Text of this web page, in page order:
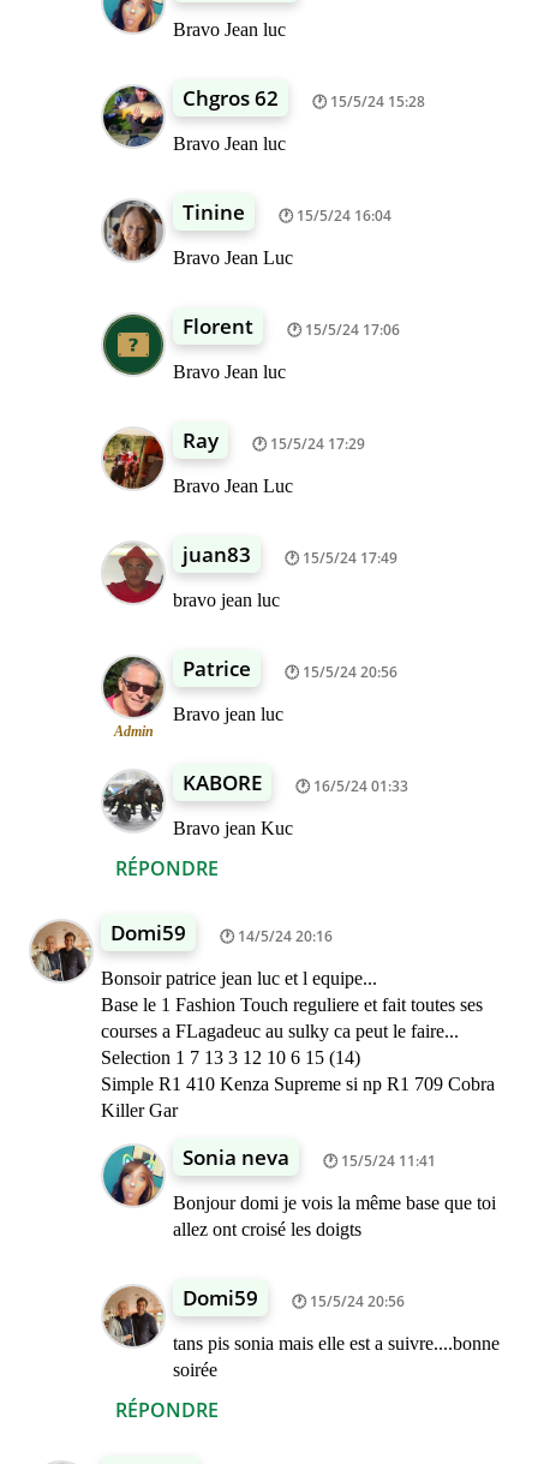
RÉPONDRE
Bravo Jean luc
Chgros 62 15/5/24 15:28
Bravo Jean luc
Tinine 15/5/24 16:04
Bravo Jean Luc
Florent 15/5/24 17:06
Bravo Jean luc
Ray 15/5/24 17:29
Bravo Jean Luc
juan83 15/5/24 17:49
bravo jean luc
Admin
Patrice 15/5/24 20:56
Bravo jean luc
KABORE 16/5/24 01:33
Bravo jean Kuc
Domi59 14/5/24 20:16
Bonsoir patrice jean luc et l equipe...
Base le 1 Fashion Touch reguliere et fait toutes ses
courses a FLagadeuc au sulky ca peut le faire...
Selection 1 7 13 3 12 10 6 15 (14)
Simple R1 410 Kenza Supreme si np R1 709 Cobra
Killer Gar
RÉPONDRE
Sonia neva 15/5/24 11:41
Bonjour domi je vois la même base que toi
allez ont croisé les doigts
Domi59 15/5/24 20:56
tans pis sonia mais elle est a suivre....bonne
soirée